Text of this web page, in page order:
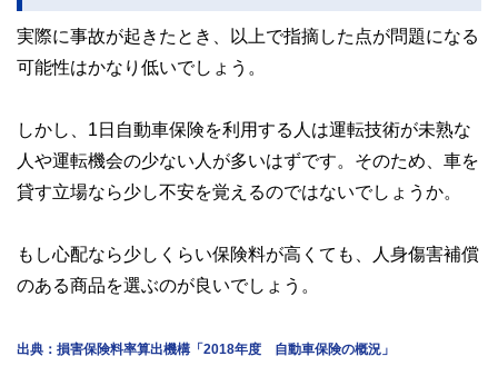
実際に事故が起きたとき、以上で指摘した点が問題になる
可能性はかなり低いでしょう。
しかし、1日自動車保険を利用する人は運転技術が未熟な
人や運転機会の少ない人が多いはずです。そのため、車を
貸す立場なら少し不安を覚えるのではないでしょうか。
もし心配なら少しくらい保険料が高くても、人身傷害補償
のある商品を選ぶのが良いでしょう。
出典：損害保険料率算出機構「2018年度 自動車保険の概況」